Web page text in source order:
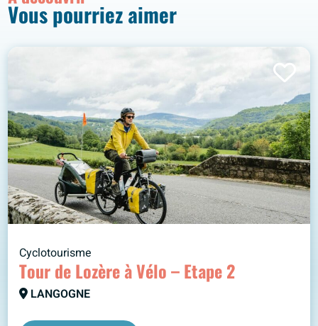
Vous pourriez aimer
Cyclotourisme
Tour de Lozère à Vélo – Etape 2
LANGOGNE